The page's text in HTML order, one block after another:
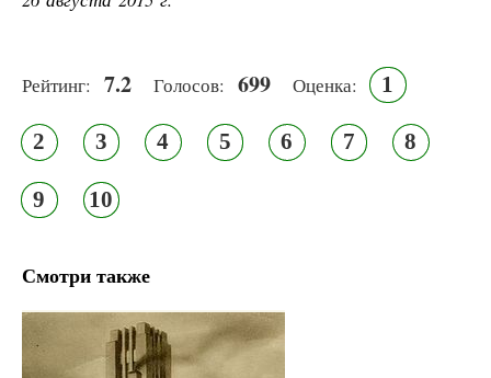
Рейтинг: 7.2 Голосов: 699 Оценка: 1
2 3 4 5 6 7 8
9 10
Смотри также